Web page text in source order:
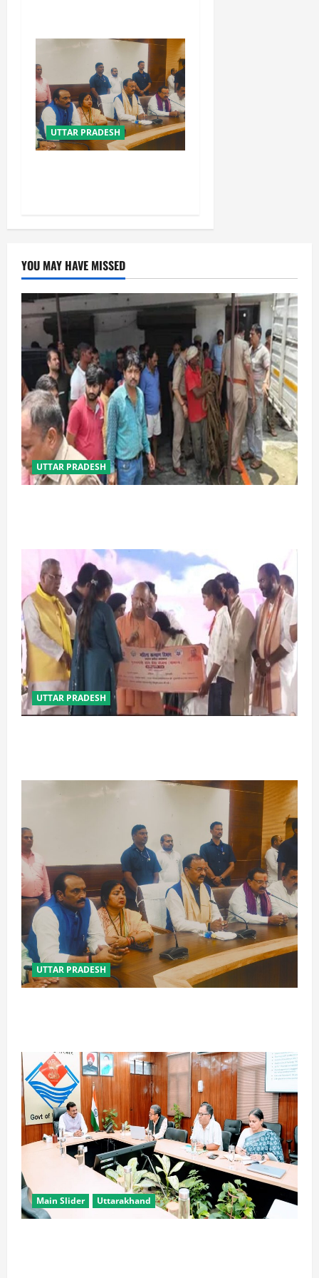
UTTAR PRADESH
YOU MAY HAVE MISSED
UTTAR PRADESH
UTTAR PRADESH
UTTAR PRADESH
Main Slider Uttarakhand